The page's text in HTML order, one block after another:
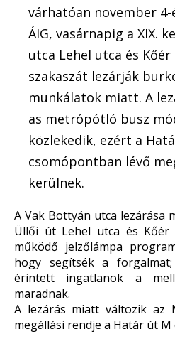
várhatóan november 4-
ÁIG, vasárnapig a XIX.
utca Lehel utca és
szakaszát lezárják
munkálatok miatt. A
as metrópótló busz
közlekedik, ezért a
csomópontban lévő
kerülnek.
A Vak Bottyán utca lezárása
Üllői út Lehel utca és Kőér
működő jelzőlámpa
hogy segítsék a
érintett ingatlanok a
maradnak.
A lezárás miatt változik az
megállási rendje a Határ út